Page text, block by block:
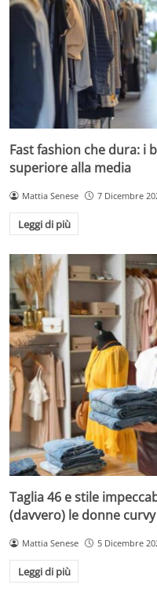
Fast fashion che dura: i
superiore alla media
Mattia Senese 7 Dicembre
Leggi di più
Taglia 46 e stile
(davvero) le donne curvy
Mattia Senese 5 Dicembre
Leggi di più